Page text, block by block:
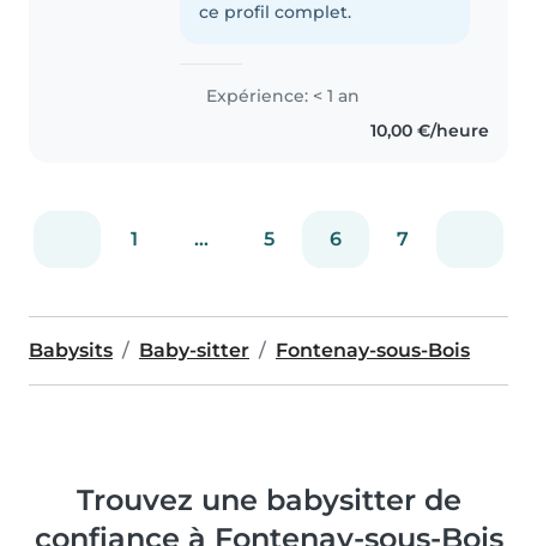
ce profil complet.
Expérience: < 1 an
10,00 €/heure
1 ... 5 6 7
Babysits Baby-sitter Fontenay-sous-Bois
Trouvez une babysitter de
confiance à Fontenay-sous-Bois